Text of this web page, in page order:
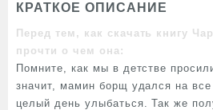
КРАТКОЕ ОПИСАНИЕ
Перед тем, как скачать книгу
прочти о чем она:
Помните, как мы в детстве
значит, мамин борщ удался на
целый день улыбаться. Так же